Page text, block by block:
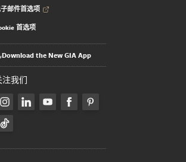
邮件首选项
首选项
Download the New GIA App
注我们